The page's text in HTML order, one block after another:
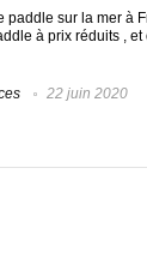
paddle sur la mer à
à prix réduits , et
22 juin 2020